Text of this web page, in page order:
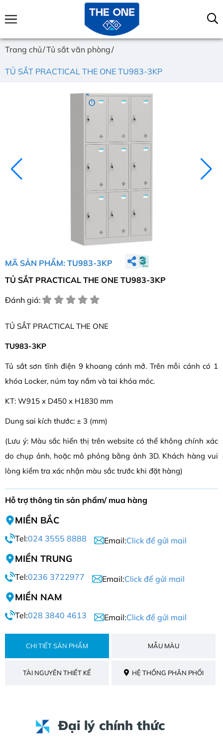
Trang chủ Tủ sắt văn phòng
TỦ SẮT PRACTICAL THE ONE TU983-3KP
MÃ SẢN PHẨM: TU983-3KP
TỦ SẮT PRACTICAL THE ONE TU983-3KP
Đánh giá:
TỦ SẮT PRACTICAL THE ONE
TU983-3KP
Tủ sắt sơn tĩnh điện 9 khoang cánh mở. Trên mỗi cánh có 1
khóa Locker, núm tay nắm và tai khóa móc.
KT: W915 x D450 x H1830 mm
Dung sai kích thước: ± 3 (mm)
(Lưu ý: Màu sắc hiển thị trên website có thể không chính xác
do chụp ảnh, hoặc mô phỏng bằng ảnh 3D. Khách hàng vui
lòng kiểm tra xác nhận màu sắc trước khi đặt hàng)
Hỗ trợ thông tin sản phẩm/ mua hàng
MIỀN BẮC
Tel:024 3555 8888 Email:Click để gửi mail
MIỀN TRUNG
Tel:0236 3722977 Email:Click để gửi mail
MIỀN NAM
Tel:028 3840 4613 Email:Click để gửi mail
CHI TIẾT SẢN PHẨM MẪU MÀU
TÀI NGUYÊN THIẾT KẾ HỆ THỐNG PHÂN PHỐI
Đại lý chính thức